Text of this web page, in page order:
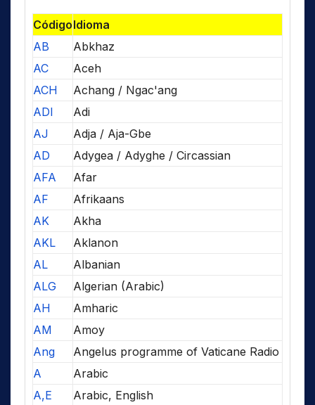
CódigoIdioma
AB
Abkhaz
AC
Aceh
ACH
Achang / Ngac'ang
ADI
Adi
AJ
Adja / Aja-Gbe
AD
Adygea / Adyghe / Circassian
AFA
Afar
AF
Afrikaans
AK
Akha
AKL
Aklanon
AL
Albanian
ALG
Algerian (Arabic)
AH
Amharic
AM
Amoy
Ang
Angelus programme of Vaticane Radio
A
Arabic
A,E
Arabic, English